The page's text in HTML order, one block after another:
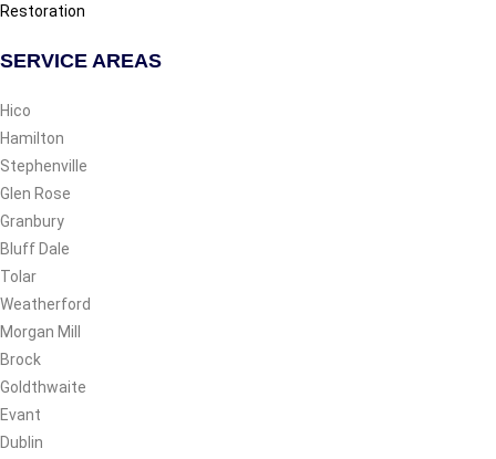
Restoration
SERVICE AREAS
Hico
Hamilton
Stephenville
Glen Rose
Granbury
Bluff Dale
Tolar
Weatherford
Morgan Mill
Brock
Goldthwaite
Evant
Dublin